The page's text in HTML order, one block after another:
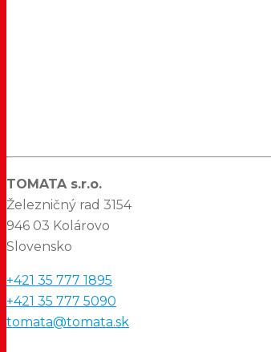
TOMATA s.r.o.
Železničný rad 3154
946 03 Kolárovo
Slovensko
+421 35 777 1895
+421 35 777 5090
tomata@tomata.sk